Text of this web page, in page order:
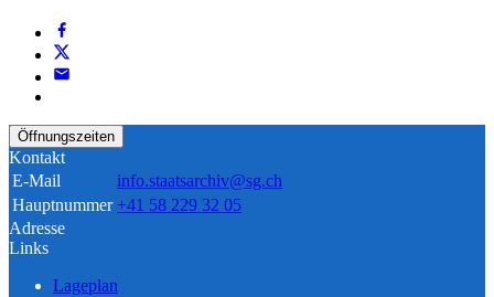
Öffnungszeiten
Kontakt
E-Mail
info.staatsarchiv@sg.ch
Hauptnummer +41 58 229 32 05
Adresse
Links
Lageplan